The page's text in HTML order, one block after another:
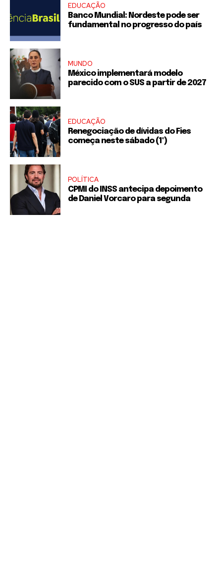
EDUCAÇÃO
Banco Mundial: Nordeste pode ser
fundamental no progresso do país
MUNDO
México implementará modelo
parecido com o SUS a partir de 2027
EDUCAÇÃO
Renegociação de dívidas do Fies
começa neste sábado (1º)
POLÍTICA
CPMI do INSS antecipa depoimento
de Daniel Vorcaro para segunda